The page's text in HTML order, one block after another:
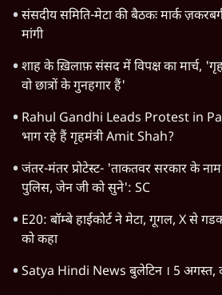
संसदीय समिति-मेटा की बैठकः मार्क
मांगी
शाह के ख़िलाफ़ संसद में विपक्ष का मार्च,
वो छात्रों के गुनहगार हैं'
Rahul Gandhi Leads Protest in
भाग रहे हैं गृहमंत्री Amit Shah?
जंतर-मंतर प्रोटेस्ट- 'ताकतवर सरकार के
पुलिस, जेन जी को सुने': SC
E20: बॉम्बे हाईकोर्ट ने मेटा, गूगल, X से
को कहा
Satya Hindi News बुलेटिन । 5 अगस्त,